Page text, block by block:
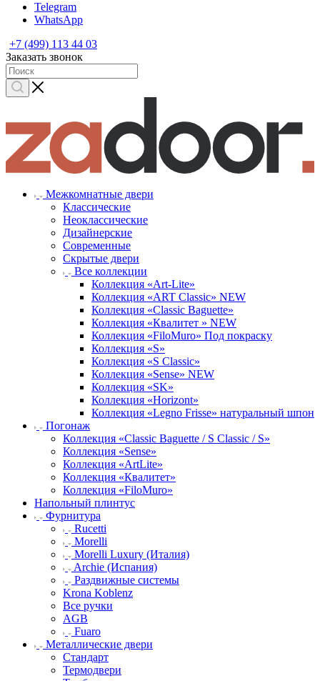
Telegram
WhatsApp
+7 (499) 113 44 03
Заказать звонок
Межкомнатные двери
Классические
Неоклассические
Дизайнерские
Современные
Скрытые двери
Все коллекции
Коллекция «Art-Lite»
Коллекция «ART Classic» NEW
Коллекция «Classic Baguette»
Коллекция «Квалитет » NEW
Коллекция «FiloMuro» Под покраску
Коллекция «S»
Коллекция «S Classic»
Коллекция «Sense» NEW
Коллекция «SK»
Коллекция «Horizont»
Коллекция «Legno Frisse» натуральный шпон
Погонаж
Коллекция «Classic Baguette / S Classic / S»
Коллекция «Sense»
Коллекция «ArtLite»
Коллекция «Квалитет»
Коллекция «FiloMuro»
Напольный плинтус
Фурнитура
Rucetti
Morelli
Morelli Luxury (Италия)
Archie (Испания)
Раздвижные системы
Krona Koblenz
Все ручки
AGB
Fuaro
Металлические двери
Стандарт
Термодвери